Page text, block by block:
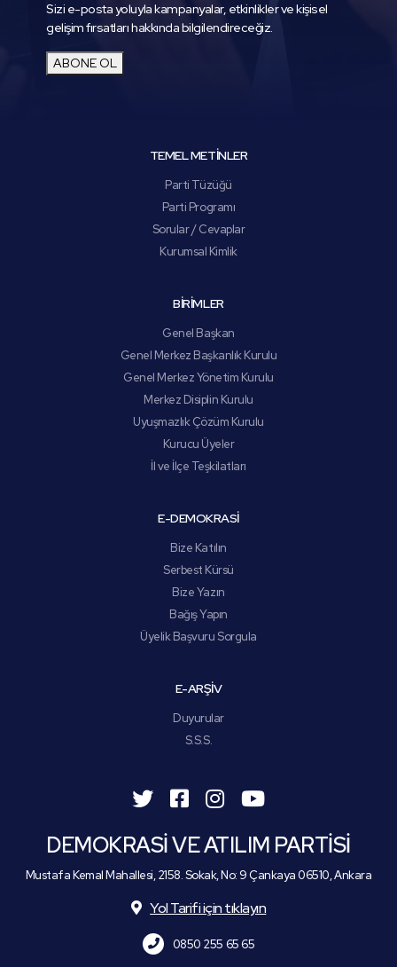
Sizi e-posta yoluyla kampanyalar, etkinlikler ve kişisel
gelişim fırsatları hakkında bilgilendireceğiz.
ABONE OL
TEMEL METİNLER
Parti Tüzüğü
Parti Programı
Sorular / Cevaplar
Kurumsal Kimlik
BİRİMLER
Genel Başkan
Genel Merkez Başkanlık Kurulu
Genel Merkez Yönetim Kurulu
Merkez Disiplin Kurulu
Uyuşmazlık Çözüm Kurulu
Kurucu Üyeler
İl ve İlçe Teşkilatları
E-DEMOKRASİ
Bize Katılın
Serbest Kürsü
Bize Yazın
Bağış Yapın
Üyelik Başvuru Sorgula
E-ARŞİV
Duyurular
S.S.S.
DEMOKRASİ VE ATILIM PARTİSİ
Mustafa Kemal Mahallesi, 2158. Sokak, No: 9 Çankaya 06510, Ankara
Yol Tarifi için tıklayın
0850 255 65 65